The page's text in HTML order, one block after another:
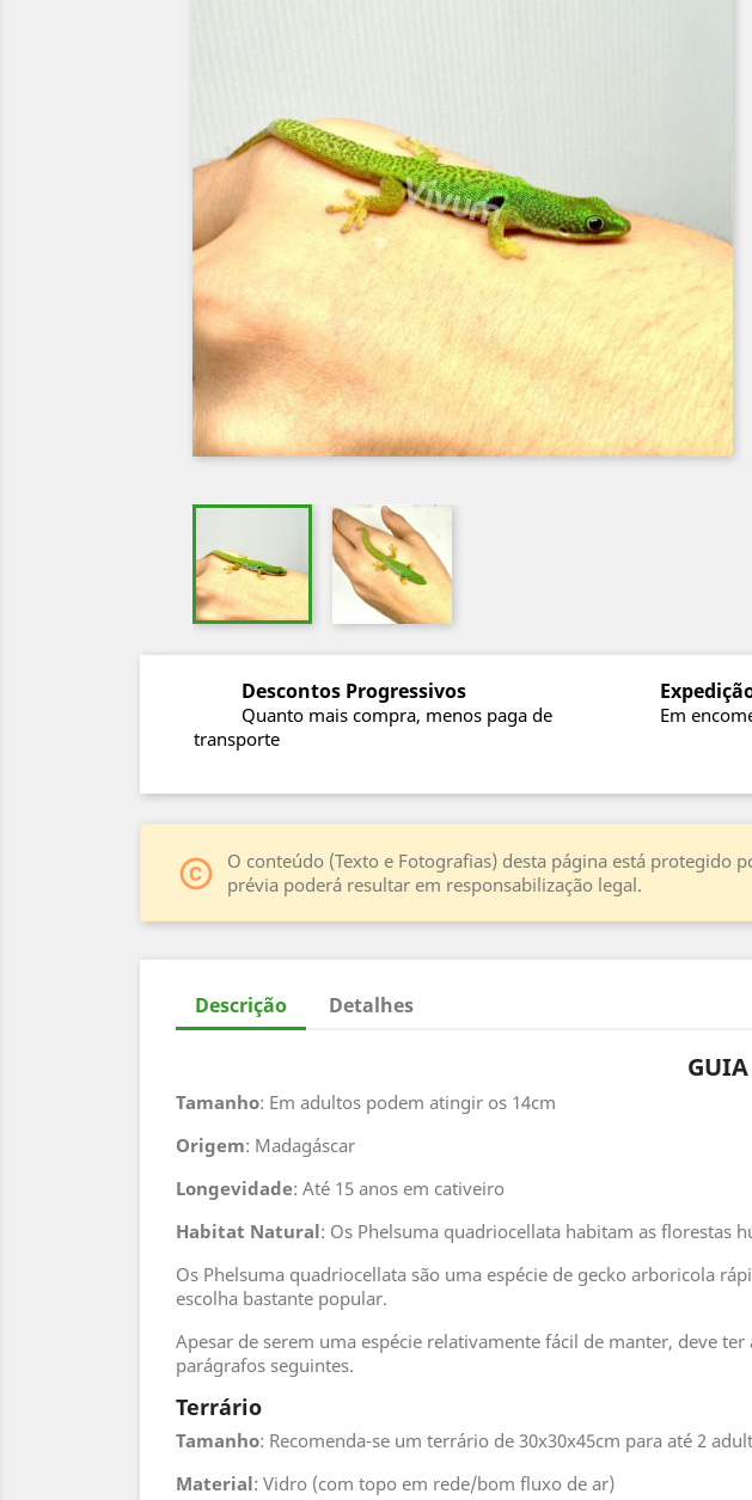
Descontos Progressivos
Quanto mais compra, menos paga de
transporte
Em
copyright
O conteúdo (Texto e Fotografias) desta página está protegido
prévia poderá resultar em responsabilização legal.
Descrição Detalhes
Tamanho: Em adultos podem atingir os 14cm
Origem: Madagáscar
Longevidade: Até 15 anos em cativeiro
Habitat Natural: Os Phelsuma quadriocellata habitam as florestas
Os Phelsuma quadriocellata são uma espécie de gecko arboricola
escolha bastante popular.
Apesar de serem uma espécie relativamente fácil de manter, deve
parágrafos seguintes.
Terrário
Tamanho: Recomenda-se um terrário de 30x30x45cm para até 2
Material: Vidro (com topo em rede/bom fluxo de ar)